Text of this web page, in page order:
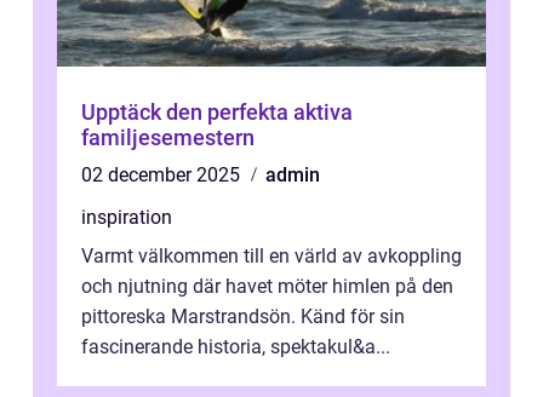
Upptäck den perfekta aktiva
familjesemestern
02 december 2025
admin
inspiration
Varmt välkommen till en värld av avkoppling
och njutning där havet möter himlen på den
pittoreska Marstrandsön. Känd för sin
fascinerande historia, spektakul&a...